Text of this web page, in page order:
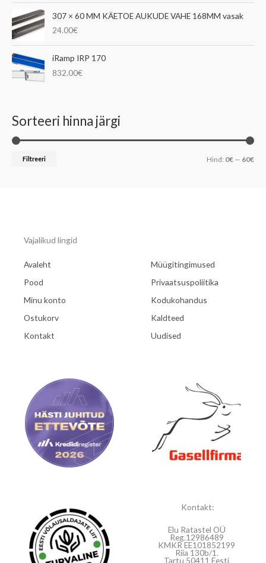
307 × 60 MM KÄETOE AUKUDE VAHE 168MM vasak
24.00€
iRamp IRP 170
832.00€
Sorteeri hinna järgi
Filtreeri Hind: 0€ — 60€
Vajalikud lingid
Avaleht
Pood
Minu konto
Ostukorv
Kontakt
Müügitingimused
Privaatsuspoliitika
Kodukohandus
Kaldteed
Uudised
Kontakt:
Elu Ratastel OÜ
Reg.12986489
KMKR EE101852199
Riia 130b/1.
Tartu 50411 Eesti